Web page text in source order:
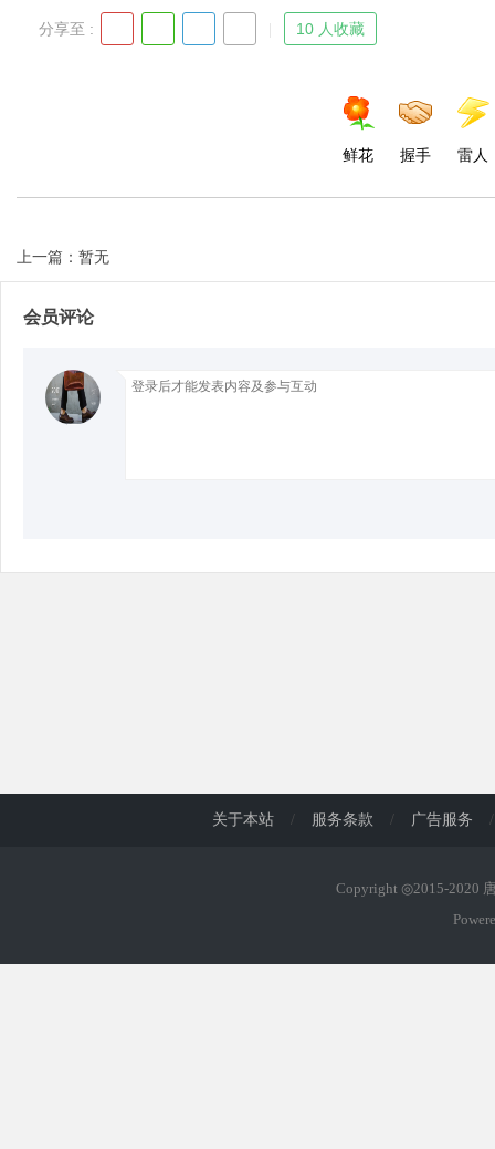
分享至 : 10 人收藏
鲜花 握手 雷人
上一篇：暂无
会员评论
关于本站 / 服务条款 / 广告服务 /
Copyright ◎2015-2020